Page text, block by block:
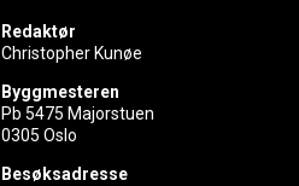
Redaktør
Christopher Kunøe
Byggmesteren
Pb 5475 Majorstuen
0305 Oslo
Besøksadresse